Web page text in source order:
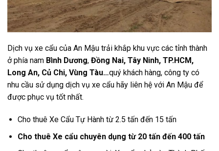
Dịch vụ xe cẩu của An Mậu trải khắp khu vực các tỉnh thành
ở phía nam Bình Dương, Đồng Nai, Tây Ninh, TP.HCM,
Long An, Củ Chi, Vùng Tàu…quý khách hàng, công ty có
nhu cầu sử dụng dịch vụ xe cẩu hãy liên hệ với An Mậu để
được phục vụ tốt nhất.
Cho thuê Xe Cẩu Tự Hành từ 2.5 tấn đến 15 tấn
Cho thuê Xe cẩu chuyên dụng từ 20 tấn đến 400 tấn